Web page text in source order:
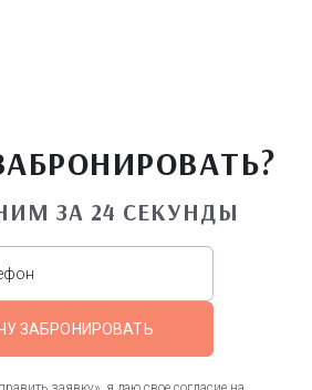
ЗА 24 СЕКУНДЫ
ЗАБРОНИРОВАТЬ